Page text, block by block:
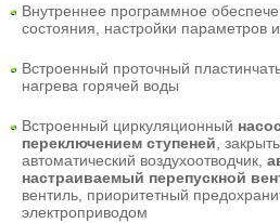
Внутреннее программное
состояния, настройки параметров
Встроенный проточный
нагрева горячей воды
Встроенный циркуляционный
переключением ступеней ,
автоматический воздухоотводчик,
настраиваемый перепускной
вентиль, приоритетный
электроприводом